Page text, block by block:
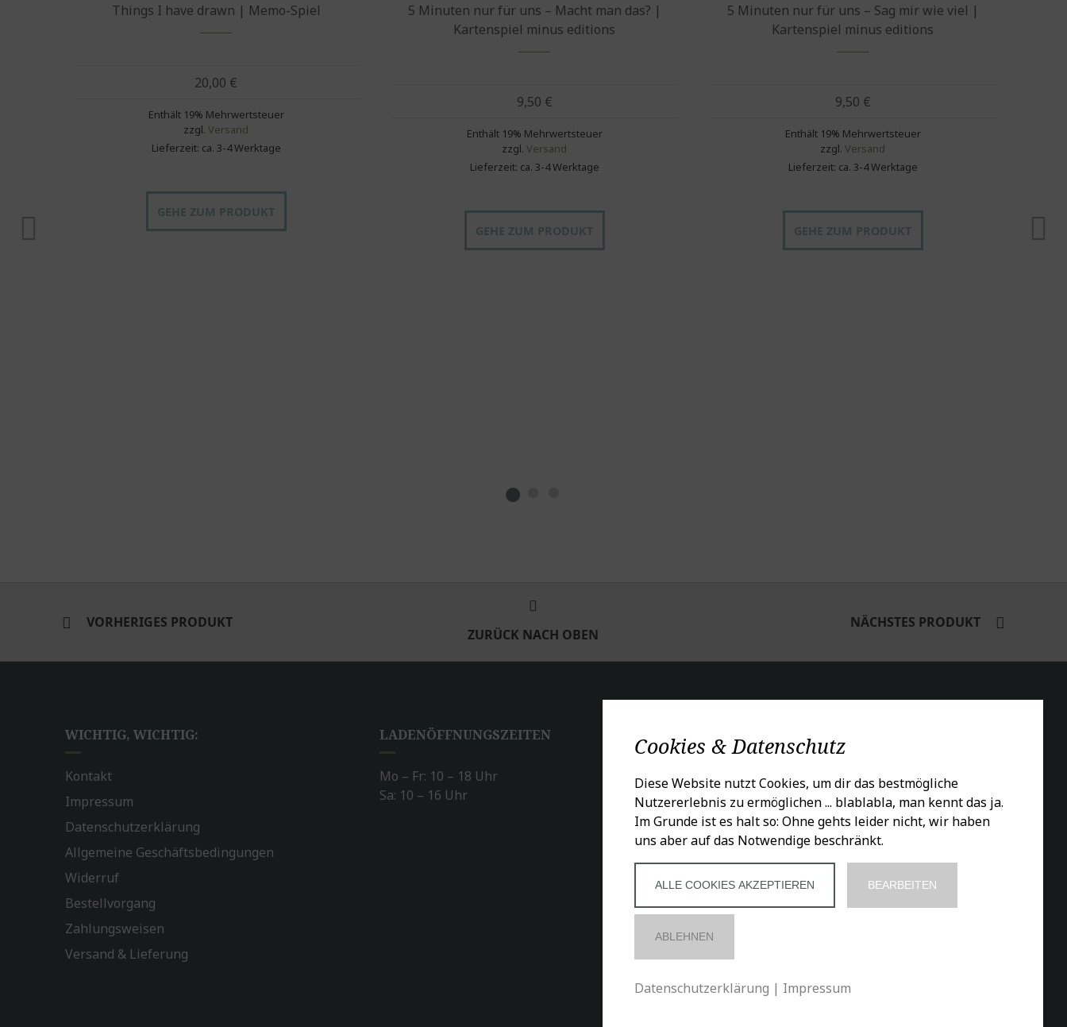
Things I have drawn | Memo-Spiel
20,00 €
Enthält 19% Mehrwertsteuer
zzgl.Versand
Lieferzeit: ca. 3-4 Werktage
GEHE ZUM PRODUKT
5 Minuten nur für uns – Macht man das? |
Kartenspiel minus editions
9,50 €
Enthält 19% Mehrwertsteuer
zzgl.Versand
Lieferzeit: ca. 3-4 Werktage
GEHE ZUM PRODUKT
5 Minuten nur für uns – Sag mir wie viel |
Kartenspiel minus editions
9,50 €
Enthält 19% Mehrwertsteuer
zzgl.Versand
Lieferzeit: ca. 3-4 Werktage
GEHE ZUM PRODUKT
VORHERIGES PRODUKT NÄCHSTES PRODUKT
ZURÜCK NACH OBEN
WICHTIG, WICHTIG:
Kontakt
Impressum
Datenschutzerklärung
Allgemeine Geschäftsbedingungen
Widerruf
Bestellvorgang
Zahlungsweisen
Versand & Lieferung
LADENÖFFNUNGSZEITEN
Mo – Fr: 10 – 18 Uhr
Sa: 10 – 16 Uhr
Cookies & Datenschutz
Diese Website nutzt Cookies, um dir das bestmögliche
Nutzererlebnis zu ermöglichen ... blablabla, man kennt das ja.
Im Grunde ist es halt so: Ohne gehts leider nicht, wir haben
uns aber auf das Notwendige beschränkt.
ALLE COOKIES AKZEPTIEREN BEARBEITEN
ABLEHNEN
Datenschutzerklärung | Impressum